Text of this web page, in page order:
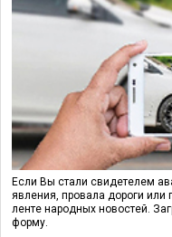
Если Вы стали свидетелем
явления, провала дороги или
ленте народных новостей.
форму.